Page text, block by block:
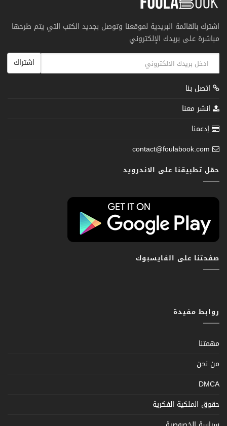
اشترك بالقائمة البريدية لموقعنا وتوصل بجديد الكتب التي يتم طرحها
مباشرة على بريدك الإلكتروني
اشتراك
اتصل بنا
انشر معنا
إدعمنا
contact@foulabook.com
حمّل تطبيقنا على الاندرويد
صفحتنا على الفايسبوك
روابط مفيدة
مهمتنا
من نحن
DMCA
حقوق الملكية الفكرية